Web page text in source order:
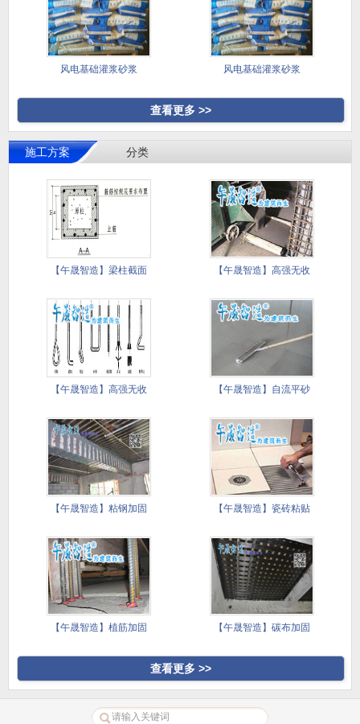
风电基础灌浆砂浆 风电基础灌浆砂浆
查看更多 >>
施工方案 分类
【午晟智造】梁柱截面 【午晟智造】高强无收
【午晟智造】高强无收 【午晟智造】自流平砂
【午晟智造】粘钢加固 【午晟智造】瓷砖粘贴
【午晟智造】植筋加固 【午晟智造】碳布加固
查看更多 >>